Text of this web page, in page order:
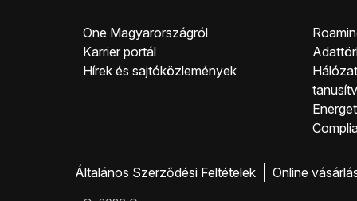
One Magyar országról
Karrier portál
Hírek és sajtóközlemények
Co
Általános Szerződési Feltételek Online